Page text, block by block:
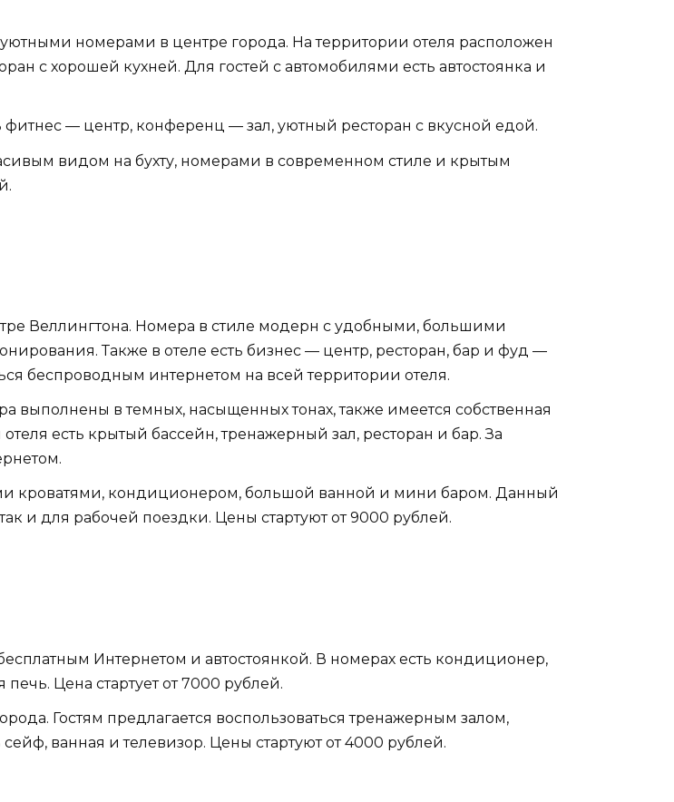
номерами в центре города. На территории отеля расположен
с хорошей кухней. Для гостей с автомобилями есть автостоянка и
фитнес — центр, конференц — зал, уютный ресторан с вкусной едой.
видом на бухту, номерами в современном стиле и крытым
Веллингтона. Номера в стиле модерн с удобными, большими
Также в отеле есть бизнес — центр, ресторан, бар и фуд —
беспроводным интернетом на всей территории отеля.
выполнены в темных, насыщенных тонах, также имеется собственная
есть крытый бассейн, тренажерный зал, ресторан и бар. За
кроватями, кондиционером, большой ванной и мини баром. Данный
и для рабочей поездки. Цены стартуют от 9000 рублей.
Интернетом и автостоянкой. В номерах есть кондиционер,
Цена стартует от 7000 рублей.
Гостям предлагается воспользоваться тренажерным залом,
ванная и телевизор. Цены стартуют от 4000 рублей.